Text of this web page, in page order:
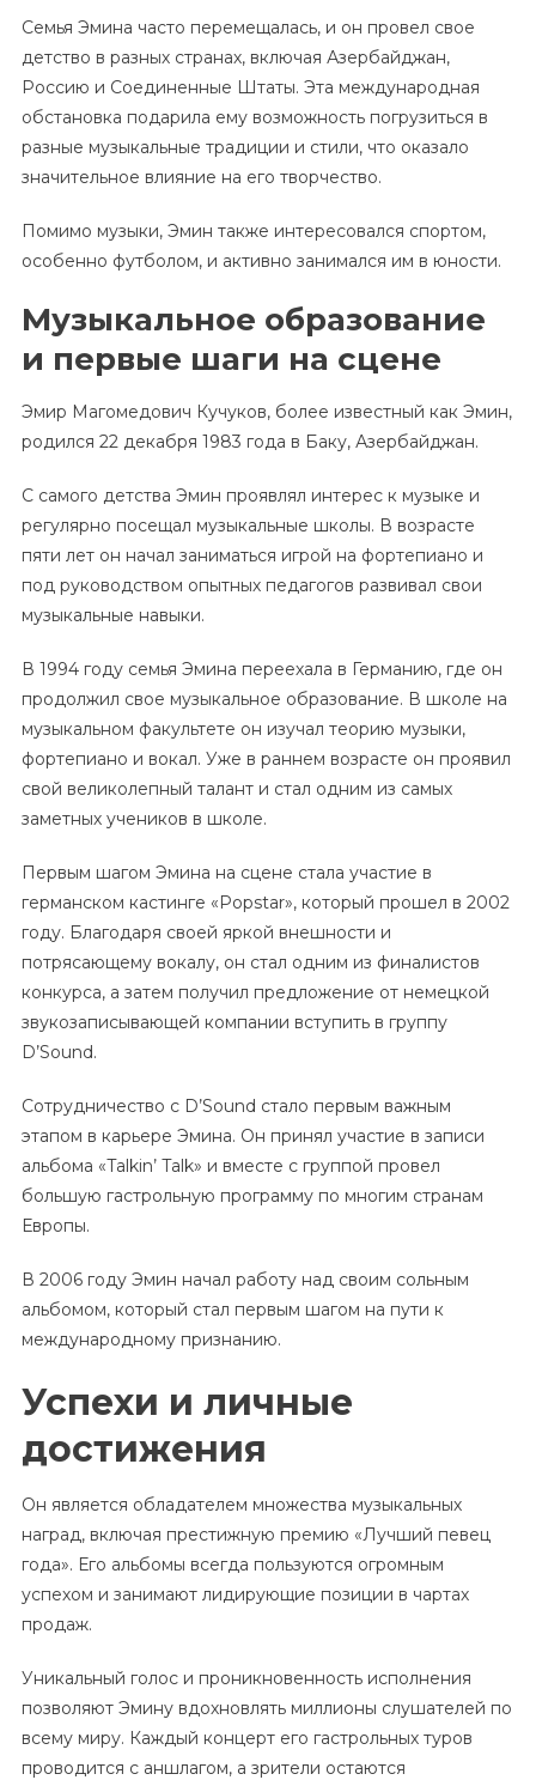
Семья Эмина часто перемещалась, и он провел свое
детство в разных странах, включая Азербайджан,
Россию и Соединенные Штаты. Эта международная
обстановка подарила ему возможность погрузиться в
разные музыкальные традиции и стили, что оказало
значительное влияние на его творчество.
Помимо музыки, Эмин также интересовался спортом,
особенно футболом, и активно занимался им в юности.
Музыкальное образование
и первые шаги на сцене
Эмир Магомедович Кучуков, более известный как Эмин,
родился 22 декабря 1983 года в Баку, Азербайджан.
С самого детства Эмин проявлял интерес к музыке и
регулярно посещал музыкальные школы. В возрасте
пяти лет он начал заниматься игрой на фортепиано и
под руководством опытных педагогов развивал свои
музыкальные навыки.
В 1994 году семья Эмина переехала в Германию, где он
продолжил свое музыкальное образование. В школе на
музыкальном факультете он изучал теорию музыки,
фортепиано и вокал. Уже в раннем возрасте он проявил
свой великолепный талант и стал одним из самых
заметных учеников в школе.
Первым шагом Эмина на сцене стала участие в
германском кастинге «Popstar», который прошел в 2002
году. Благодаря своей яркой внешности и
потрясающему вокалу, он стал одним из финалистов
конкурса, а затем получил предложение от немецкой
звукозаписывающей компании вступить в группу
D’Sound.
Сотрудничество с D’Sound стало первым важным
этапом в карьере Эмина. Он принял участие в записи
альбома «Talkin’ Talk» и вместе с группой провел
большую гастрольную программу по многим странам
Европы.
В 2006 году Эмин начал работу над своим сольным
альбомом, который стал первым шагом на пути к
международному признанию.
Успехи и личные
достижения
Он является обладателем множества музыкальных
наград, включая престижную премию «Лучший певец
года». Его альбомы всегда пользуются огромным
успехом и занимают лидирующие позиции в чартах
продаж.
Уникальный голос и проникновенность исполнения
позволяют Эмину вдохновлять миллионы слушателей по
всему миру. Каждый концерт его гастрольных туров
проводится с аншлагом, а зрители остаются